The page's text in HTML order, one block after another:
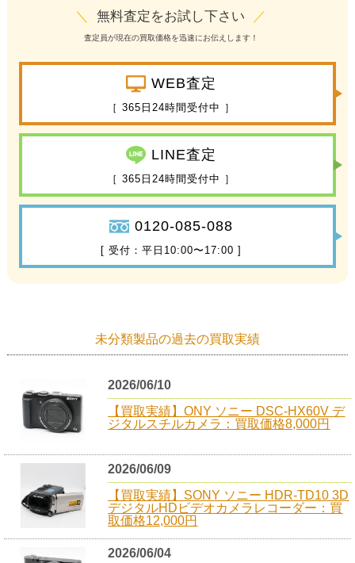
＼ 無料査定をお試し下さい ／
査定員が現在の買取価格を迅速にお伝えします！
WEB査定
［ 365日24時間受付中 ］
LINE査定
［ 365日24時間受付中 ］
0120-085-088
[ 受付：平日10:00〜17:00 ]
未分類製品の過去の買取実績
2026/06/10
【買取実績】ONY ソニー DSC-HX60V デ
ジタルスチルカメラ：買取価格8,000円
2026/06/09
【買取実績】SONY ソニー HDR-TD10 3D
デジタルHDビデオカメラレコーダー：買
取価格12,000円
2026/06/04